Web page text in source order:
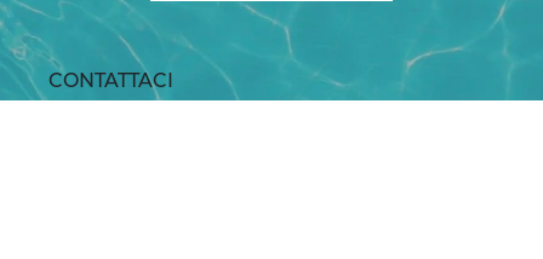
CONTATTACI